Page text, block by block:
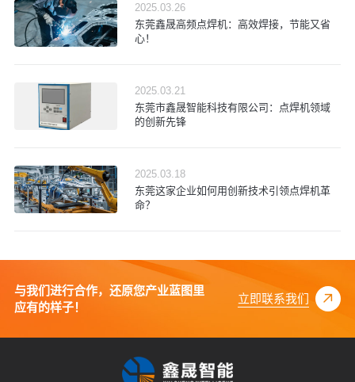
2025.03.26
东莞鑫晟高频点焊机：高效焊接，节能又省
心！
2025.03.21
东莞市鑫晟智能科技有限公司：点焊机领域
的创新先锋
2025.03.18
东莞这家企业如何用创新技术引领点焊机革
命？
与我们进行合作，还原您产业蓝图里
应有的样子！
立即联系我们